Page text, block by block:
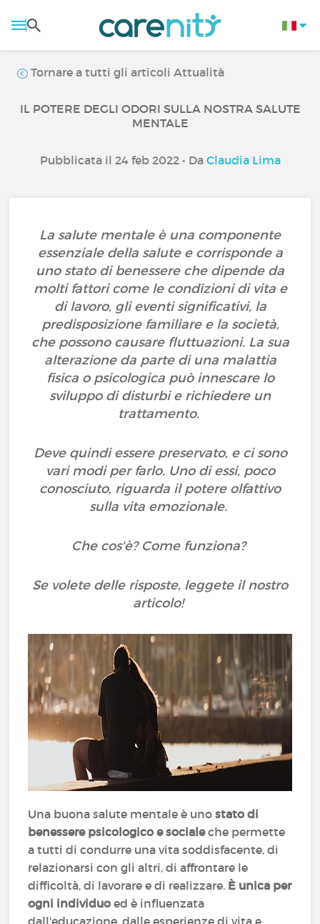
Tornare a tutti gli articoli Attualità
IL POTERE DEGLI ODORI SULLA NOSTRA SALUTE
MENTALE
Pubblicata il 24 feb 2022 • Da Claudia Lima
La salute mentale è una componente
essenziale della salute e corrisponde a
uno stato di benessere che dipende da
molti fattori come le condizioni di vita e
di lavoro, gli eventi significativi, la
predisposizione familiare e la società,
che possono causare fluttuazioni. La sua
alterazione da parte di una malattia
fisica o psicologica può innescare lo
sviluppo di disturbi e richiedere un
trattamento.
Deve quindi essere preservato, e ci sono
vari modi per farlo. Uno di essi, poco
conosciuto, riguarda il potere olfattivo
sulla vita emozionale.
Che cos'è? Come funziona?
Se volete delle risposte, leggete il nostro
articolo!
Una buona salute mentale è unostato di
benessere psicologico e socialeche permette
a tutti di condurre una vita soddisfacente, di
relazionarsi con gli altri, di affrontare le
difficoltà, di lavorare e di realizzare. È unica per
ogni individuo ed è influenzata
dall'educazione, dalle esperienze di vita e